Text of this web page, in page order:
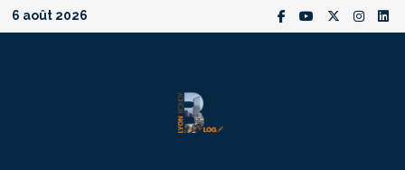
Passer
au
6 août 2026